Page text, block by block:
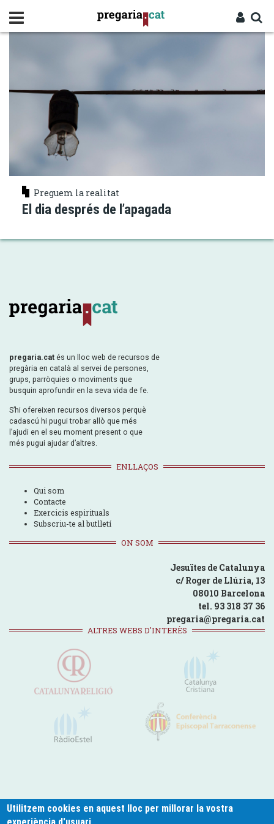
contingut
APAGADA
Preguem la realitat
El dia després de l’apagada
pregaria.cat és un lloc web de recursos de
pregària en català al servei de persones,
grups, parròquies o moviments que
busquin aprofundir en la seva vida de fe.
S’hi ofereixen recursos diversos perquè
cadascú hi pugui trobar allò que més
l’ajudi en el seu moment present o que
més pugui ajudar d’altres.
ENLLAÇOS
Qui som
Contacte
Exercicis espirituals
Subscriu-te al butlletí
ON SOM
Jesuïtes de Catalunya
c/ Roger de Llúria, 13
08010 Barcelona
tel. 93 318 37 36
pregaria@pregaria.cat
ALTRES WEBS D'INTERÈS
Utilitzem cookies en aquest lloc per millorar la vostra